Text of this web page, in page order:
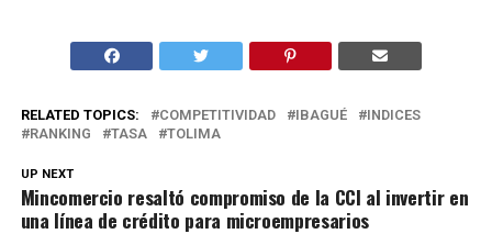
RELATED TOPICS: COMPETITIVIDAD IBAGUÉ
INDICES
RANKING
TASA TOLIMA
UP NEXT
Mincomercio resaltó compromiso de la CCI al invertir en
una línea de crédito para microempresarios